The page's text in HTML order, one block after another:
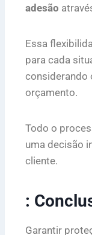
adesão
Essa
para cada
considerando
orçamento.
Todo o
uma decisão
cliente.
:
Garantir